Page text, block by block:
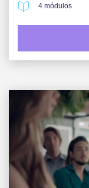
4 módulos